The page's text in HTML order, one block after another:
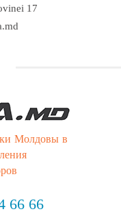
17
Молдовы в
66 66